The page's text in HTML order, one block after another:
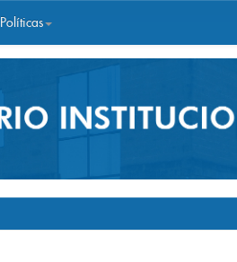
Políticas